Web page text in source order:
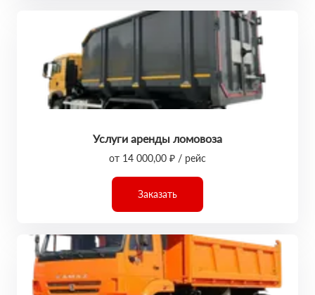
Услуги аренды ломовоза
от 14 000,00 ₽ / рейс
Заказать